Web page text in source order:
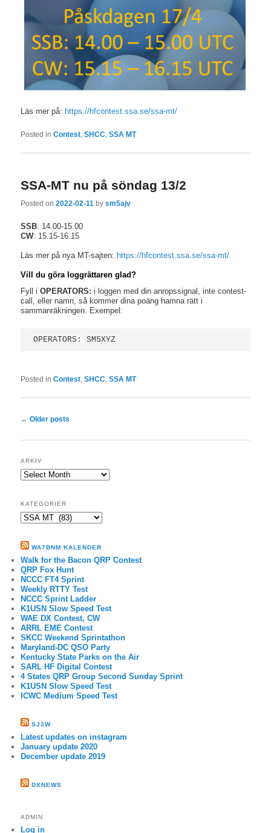
Läs mer på: https://hfcontest.ssa.se/ssa-mt/
Posted in Contest,SHCC,SSA MT
SSA-MT nu på söndag 13/2
Posted on2022-02-11 bysm5ajv
SSB: 14.00-15.00
CW: 15.15-16.15
Läs mer på nya MT-sajten: https://hfcontest.ssa.se/ssa-mt/
Vill du göra loggrättaren glad?
Fyll iOPERATORS: i loggen med din anropssignal, inte contest-
call, eller namn, så kommer dina poäng hamna rätt i
sammanräkningen. Exempel:
OPERATORS: SM5XYZ
Posted in Contest,SHCC,SSA MT
Post
navigation
← Older posts
ARKIV
ARKIV
KATEGORIER
Kategorier
WA7BNM KALENDER
Walk for the Bacon QRP Contest
QRP Fox Hunt
NCCC FT4 Sprint
Weekly RTTY Test
NCCC Sprint Ladder
K1USN Slow Speed Test
WAE DX Contest, CW
ARRL EME Contest
SKCC Weekend Sprintathon
Maryland-DC QSO Party
Kentucky State Parks on the Air
SARL HF Digital Contest
4 States QRP Group Second Sunday Sprint
K1USN Slow Speed Test
ICWC Medium Speed Test
SJ2W
Latest updates on instagram
January update 2020
December update 2019
DXNEWS
ADMIN
Log in